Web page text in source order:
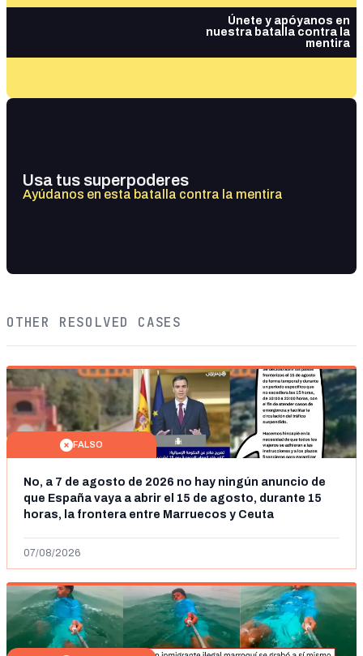
Únete y apóyanos en
nuestra batalla contra la
mentira
Usa tus superpoderes
Ayúdanos en esta batalla contra la mentira
OTHER RESOLVED CASES
FALSO
No, a 7 de agosto de 2026 no hay ningún anuncio de
que España vaya a abrir el 15 de agosto, durante 15
horas, la frontera entre Marruecos y Ceuta
07/08/2026